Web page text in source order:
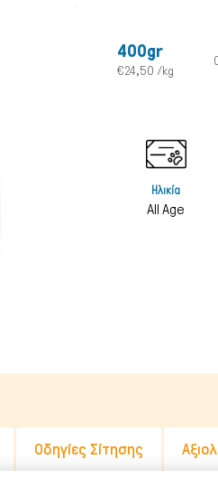
Οδοντικής
Φυσικές Λιχουδιές
Λουκάνικα
400gr
€24,50 /kg
Ηλικία
All Age
Οδηγίες Σίτησης